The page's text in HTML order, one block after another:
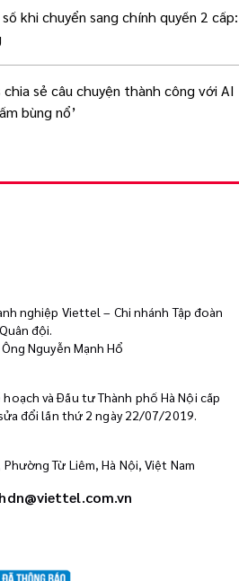
khi chuyển sang chính quyền 2 cấp:
sẻ câu chuyện thành công với AI
bùng nổ’
nghiệp Viettel – Chi nhánh Tập đoàn
đội.
Nguyễn Mạnh Hổ
và Đầu tư Thành phố Hà Nội cấp
đổi lần thứ 2 ngày 22/07/2019.
Từ Liêm, Hà Nội, Việt Nam